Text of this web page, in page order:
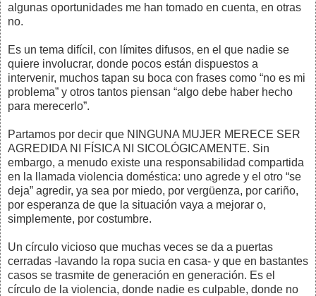
algunas oportunidades me han tomado en cuenta, en otras
no.
Es un tema difícil, con límites difusos, en el que nadie se
quiere involucrar, donde pocos están dispuestos a
intervenir, muchos tapan su boca con frases como “no es mi
problema” y otros tantos piensan “algo debe haber hecho
para merecerlo”.
Partamos por decir que NINGUNA MUJER MERECE SER
AGREDIDA NI FÍSICA NI SICOLÓGICAMENTE. Sin
embargo, a menudo existe una responsabilidad compartida
en la llamada violencia doméstica: uno agrede y el otro “se
deja” agredir, ya sea por miedo, por vergüenza, por cariño,
por esperanza de que la situación vaya a mejorar o,
simplemente, por costumbre.
Un círculo vicioso que muchas veces se da a puertas
cerradas -lavando la ropa sucia en casa- y que en bastantes
casos se trasmite de generación en generación. Es el
círculo de la violencia, donde nadie es culpable, donde no